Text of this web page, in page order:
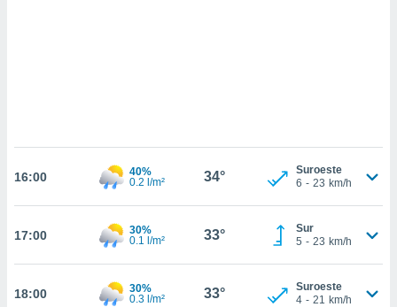
aceptar
sitio
16:00
40%
0.2 l/m²
34°
Suroeste
6 - 23 km/h
17:00
30%
0.1 l/m²
33°
Sur
5 - 23 km/h
18:00
30%
0.3 l/m²
33°
Suroeste
4 - 21 km/h